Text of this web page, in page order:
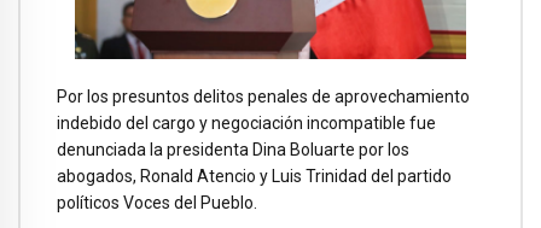
Por los presuntos delitos penales de aprovechamiento
indebido del cargo y negociación incompatible fue
denunciada la presidenta Dina Boluarte por los
abogados, Ronald Atencio y Luis Trinidad del partido
políticos Voces del Pueblo.